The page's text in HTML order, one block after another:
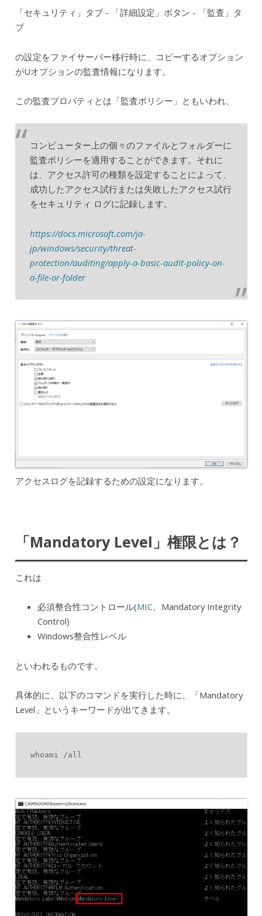
「セキュリティ」タブ - 「詳細設定」ボタン - 「監査」タ
ブ
の設定をファイサーバー移行時に、コピーするオプション
がUオプションの監査情報になります。
この監査プロパティとは「監査ポリシー」ともいわれ、
コンピューター上の個々のファイルとフォルダーに
監査ポリシーを適用することができます。それに
は、アクセス許可の種類を設定することによって、
成功したアクセス試行または失敗したアクセス試行
をセキュリティ ログに記録します。
https://docs.microsoft.com/ja-
jp/windows/security/threat-
protection/auditing/apply-a-basic-audit-policy-on-
a-file-or-folder
アクセスログを記録するための設定になります。
「Mandatory Level」権限とは？
これは
必須整合性コントロール(MIC、Mandatory Integrity
Control)
Windows整合性レベル
といわれるものです。
具体的に、以下のコマンドを実行した時に、「Mandatory
Level」というキーワードが出てきます。
whoami /all